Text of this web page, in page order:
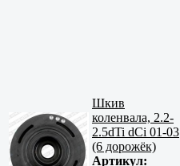
Шкив
коленвала, 2.2-
2.5dTi dCi 01-03
(6 дорожёк)
Артикул: